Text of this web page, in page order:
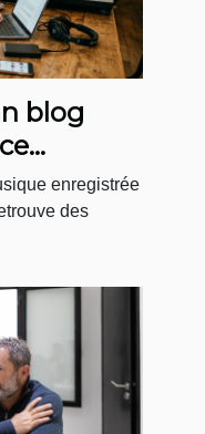
blog
enregistrée
des